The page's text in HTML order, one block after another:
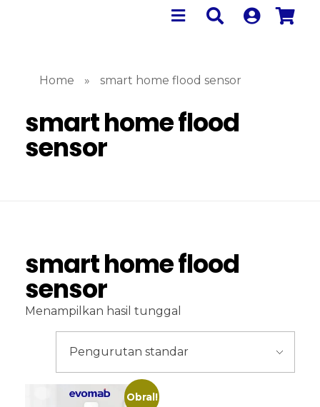
Home » smart home flood sensor
smart home flood
sensor
smart home flood
sensor
Menampilkan hasil tunggal
Obral!